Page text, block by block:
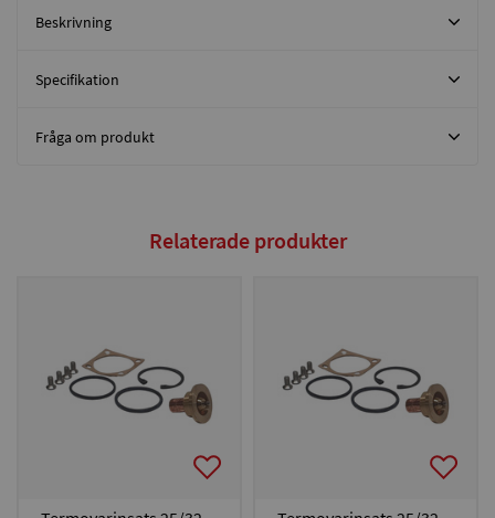
Beskrivning
Specifikation
Fråga om produkt
Relaterade produkter